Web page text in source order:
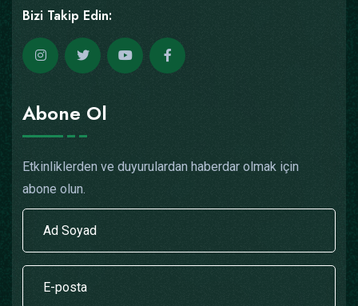
Bizi Takip Edin:
Abone Ol
Etkinliklerden ve duyurulardan haberdar olmak için
abone olun.